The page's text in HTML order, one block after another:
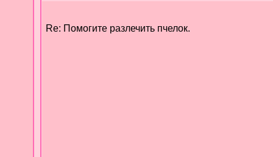
Re: Помогите разлечить пчелок.